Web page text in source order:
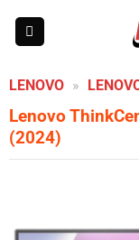
LENOVO »
Lenovo
(2024)